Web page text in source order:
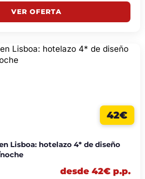
VER OFERTA
42€
Lisboa: hotelazo 4* de diseño
desde 42€ p.p.